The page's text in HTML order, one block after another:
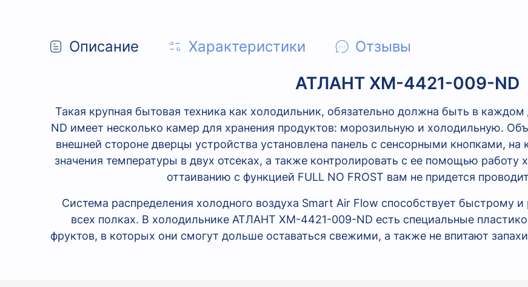
Описание Характеристики Отзывы
АТЛАНТ XM-4421-009-ND
Такая крупная бытовая техника как холодильник, обязательно должна быть в
ND имеет несколько камер для хранения продуктов: морозильную и холодильную.
внешней стороне дверцы устройства установлена панель с сенсорными кнопками,
значения температуры в двух отсеках, а также контролировать с ее помощью работу
оттаиванию с функцией FULL NO FROST вам не придется
Система распределения холодного воздуха Smart Air Flow способствует быстрому
всех полках. В холодильнике АТЛАНТ XM-4421-009-ND есть специальные
фруктов, в которых они смогут дольше оставаться свежими, а также не впитают